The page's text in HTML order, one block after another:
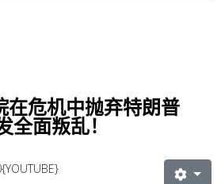
在危机中抛弃特朗普
面叛乱！